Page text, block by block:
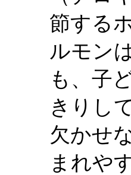
節する
ルモン
も、子
きりし
欠かせ
まれや